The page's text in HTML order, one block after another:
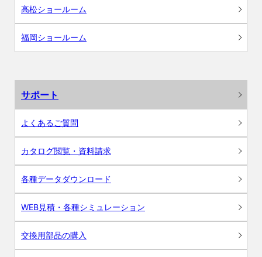
高松ショールーム
福岡ショールーム
サポート
よくあるご質問
カタログ閲覧・資料請求
各種データダウンロード
WEB見積・各種シミュレーション
交換用部品の購入